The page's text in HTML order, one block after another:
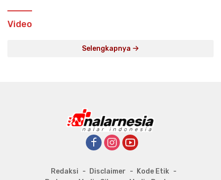
Video
Selengkapnya
Redaksi Disclaimer
Kode Etik